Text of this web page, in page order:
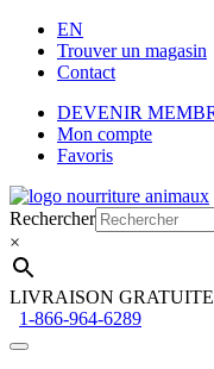
EN
Trouver un magasin
Contact
DEVENIR
Mon compte
Favoris
Aller
à
la
navigation
Aller
au
contenu
Rechercher
×
LIVRAISON
1-866-964-6289